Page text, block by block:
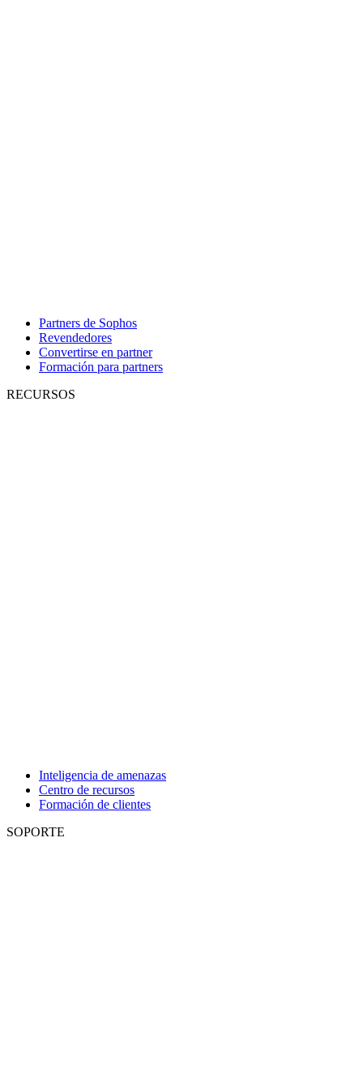
Partners de Sophos
Revendedores
Convertirse en partner
Formación para partners
RECURSOS
Inteligencia de amenazas
Centro de recursos
Formación de clientes
SOPORTE